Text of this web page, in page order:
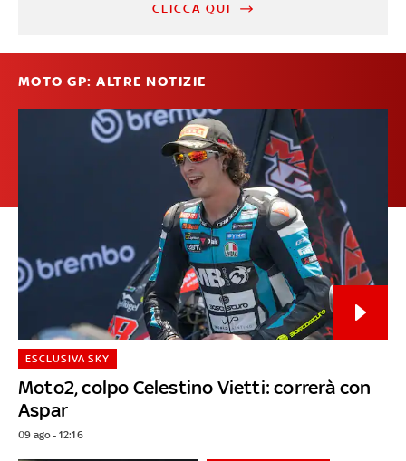
CLICCA QUI
MOTO GP: ALTRE NOTIZIE
Moto2, colpo Celestino Vietti: correrà con
Aspar
ESCLUSIVA SKY
09 ago - 12:16